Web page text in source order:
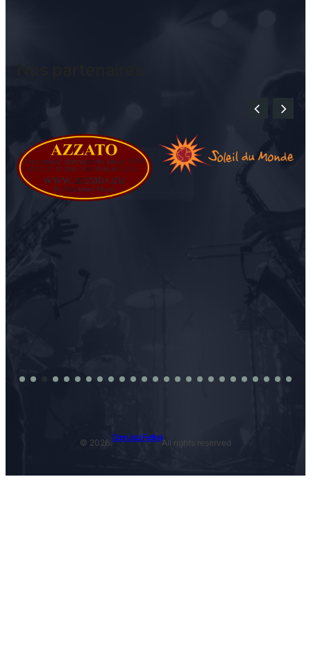
© 2026.
Open Jazz Festival
All rights reserved